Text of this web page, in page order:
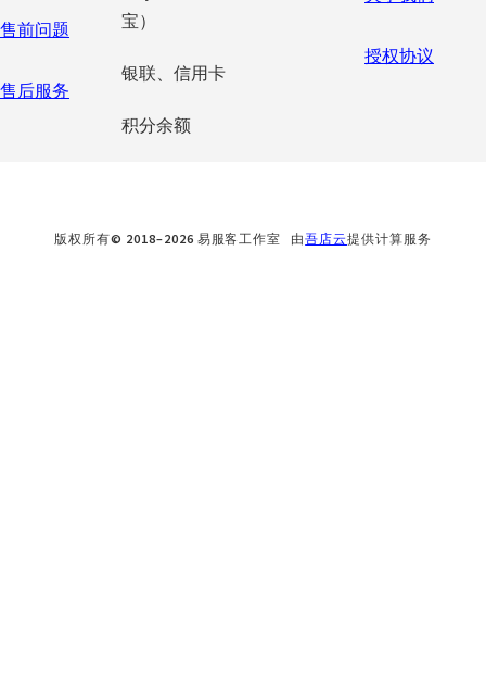
售前问题
售后服务
宝）
银联、信用卡
积分余额
授权协议
版权所有© 2018–2026 易服客工作室 由吾店云提供计算服务